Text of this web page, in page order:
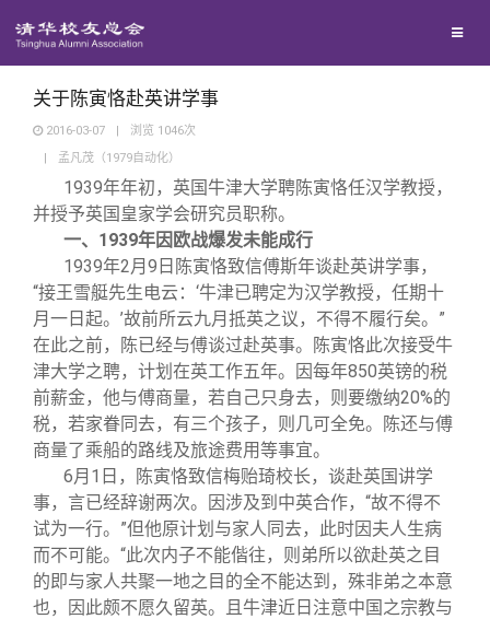
西南联大校友会
义工计划
新媒体平台
青春风采
校友讲坛
校友视界
校友服务
终身学习
信息化服务
三创大赛
校友总会
总会简介
会长致辞
关闭
关于陈寅恪赴英讲学事
2016-03-07 | 浏览 1046次
|
孟凡茂（1979自动化）
1939年年初，英国牛津大学聘陈寅恪任汉学教授，
并授予英国皇家学会研究员职称。
一、1939年因欧战爆发未能成行
1939年2月9日陈寅恪致信傅斯年谈赴英讲学事，
“接王雪艇先生电云：‘牛津已聘定为汉学教授，任期十
月一日起。’故前所云九月抵英之议，不得不履行矣。”
在此之前，陈已经与傅谈过赴英事。陈寅恪此次接受牛
津大学之聘，计划在英工作五年。因每年850英镑的税
前薪金，他与傅商量，若自己只身去，则要缴纳20%的
税，若家眷同去，有三个孩子，则几可全免。陈还与傅
商量了乘船的路线及旅途费用等事宜。
6月1日，陈寅恪致信梅贻琦校长，谈赴英国讲学
事，言已经辞谢两次。因涉及到中英合作，“故不得不
试为一行。”但他原计划与家人同去，此时因夫人生病
而不可能。“此次内子不能偕往，则弟所以欲赴英之目
的即与家人共聚一地之目的全不能达到，殊非弟之本意
也，因此颇不愿久留英。且牛津近日注意中国之宗教与